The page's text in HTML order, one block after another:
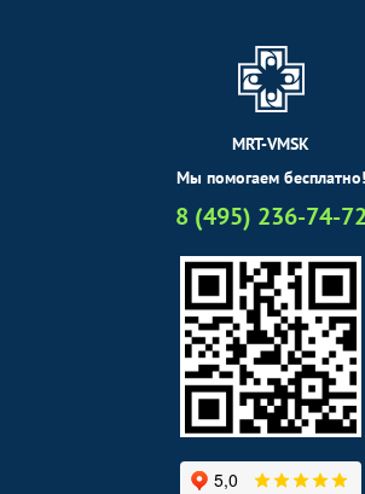
MRT-VMSK
Мы помогаем бесплатно!
8 (495) 236-74-72